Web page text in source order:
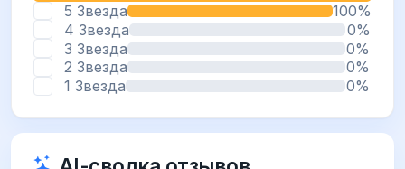
5 Звезда
100%
4 Звезда
0%
3 Звезда
0%
2 Звезда
0%
1 Звезда
0%